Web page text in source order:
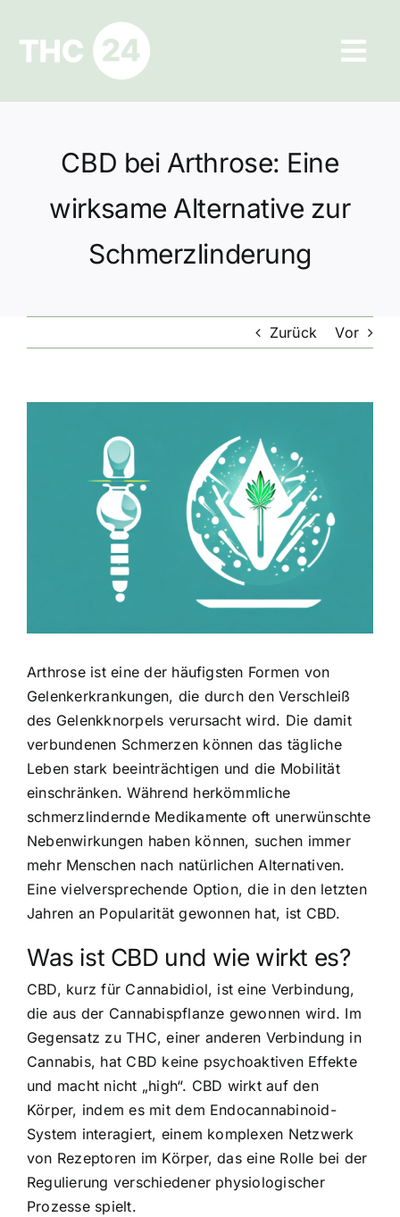
springen
Ratgeber
Hilfe und Kontakt
Datenschutz
CBD bei Arthrose: Eine
wirksame Alternative zur
Schmerzlinderung
Zurück Vor
Arthrose ist eine der häufigsten Formen von
Gelenkerkrankungen, die durch den Verschleiß
des Gelenkknorpels verursacht wird. Die damit
verbundenen Schmerzen können das tägliche
Leben stark beeinträchtigen und die Mobilität
einschränken. Während herkömmliche
schmerzlindernde Medikamente oft unerwünschte
Nebenwirkungen haben können, suchen immer
mehr Menschen nach natürlichen Alternativen.
Eine vielversprechende Option, die in den letzten
Jahren an Popularität gewonnen hat, ist CBD.
Was ist CBD und wie wirkt es?
CBD, kurz für Cannabidiol, ist eine Verbindung,
die aus der Cannabispflanze gewonnen wird. Im
Gegensatz zu THC, einer anderen Verbindung in
Cannabis, hat CBD keine psychoaktiven Effekte
und macht nicht „high“. CBD wirkt auf den
Körper, indem es mit dem Endocannabinoid-
System interagiert, einem komplexen Netzwerk
von Rezeptoren im Körper, das eine Rolle bei der
Regulierung verschiedener physiologischer
Prozesse spielt.